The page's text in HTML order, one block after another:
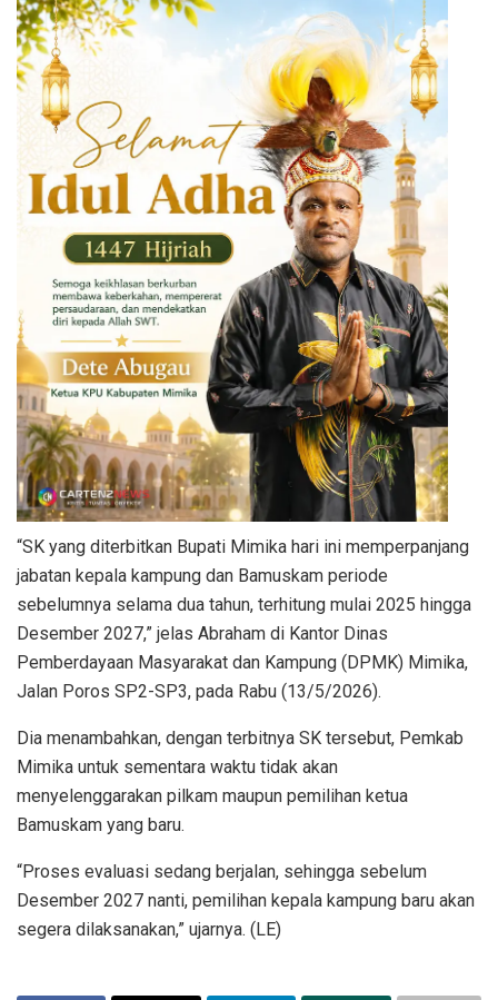
“SK yang diterbitkan Bupati Mimika hari ini memperpanjang
jabatan kepala kampung dan Bamuskam periode
sebelumnya selama dua tahun, terhitung mulai 2025 hingga
Desember 2027,” jelas Abraham di Kantor Dinas
Pemberdayaan Masyarakat dan Kampung (DPMK) Mimika,
Jalan Poros SP2-SP3, pada Rabu (13/5/2026).
Dia menambahkan, dengan terbitnya SK tersebut, Pemkab
Mimika untuk sementara waktu tidak akan
menyelenggarakan pilkam maupun pemilihan ketua
Bamuskam yang baru.
“Proses evaluasi sedang berjalan, sehingga sebelum
Desember 2027 nanti, pemilihan kepala kampung baru akan
segera dilaksanakan,” ujarnya. (LE)